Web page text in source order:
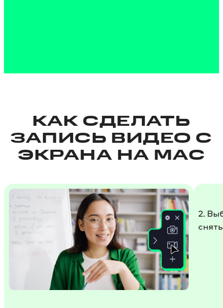
КАК СДЕЛАТЬ
ЗАПИСЬ ВИДЕО С
ЭКРАНА НА MAC
2.